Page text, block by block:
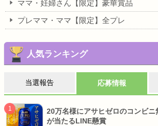
ママ・妊婦さん【限定】豪華賞品
プレママ・ママ【限定】全プレ
人気ランキング
当選報告 応募情報
20万名様にアサヒゼロのコンビ
が当たるLINE懸賞